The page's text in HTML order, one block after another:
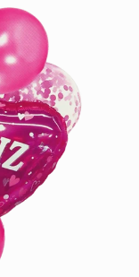
a3:00pm